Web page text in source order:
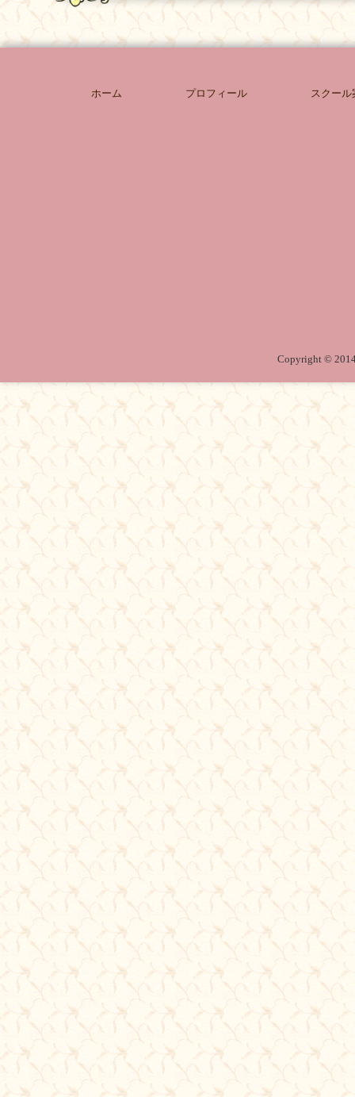
ホーム プロフィール スクール
Copyright ©